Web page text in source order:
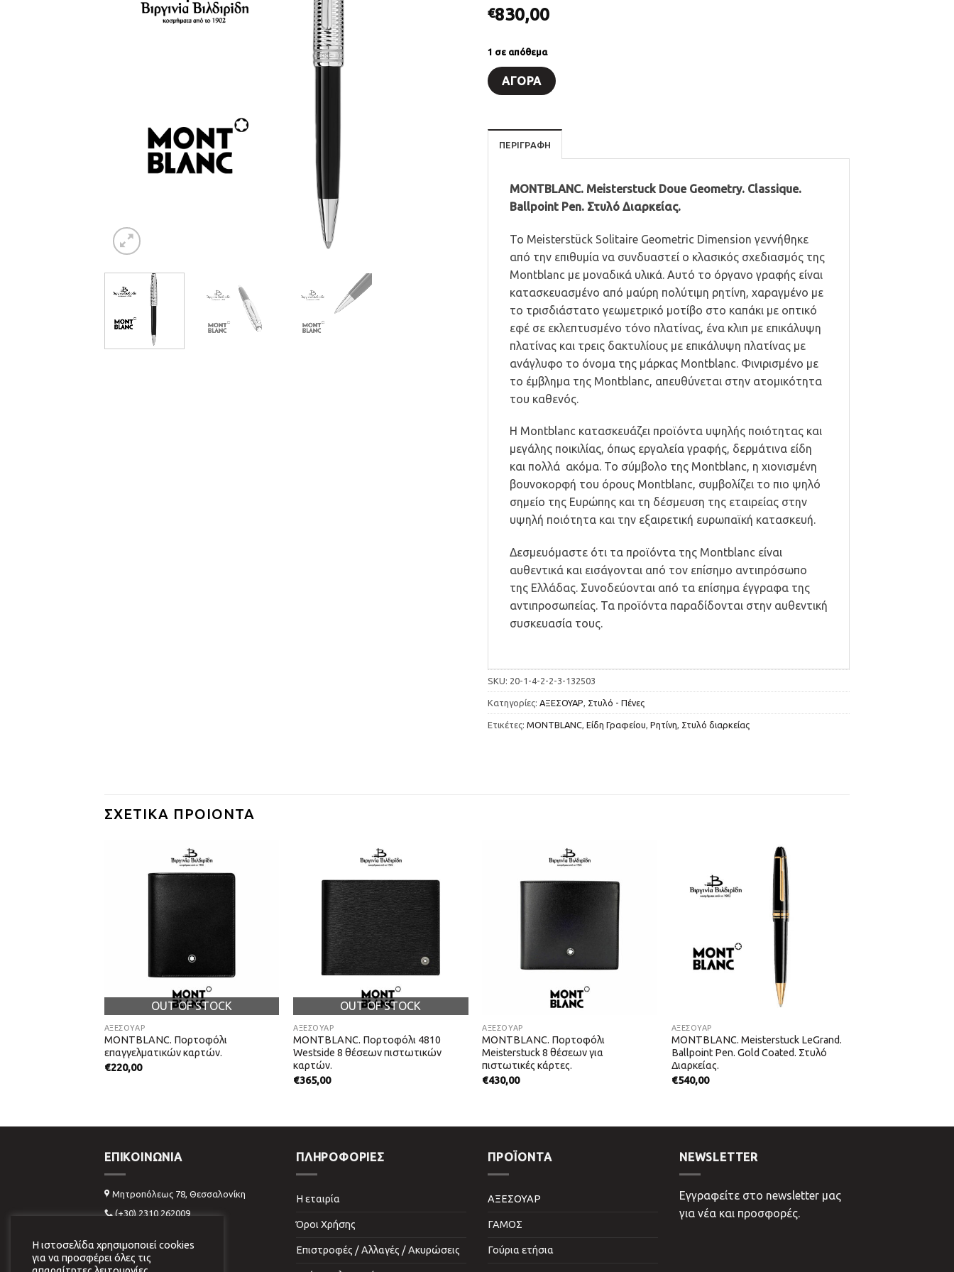
€830,00
1 σε απόθεμα
ΑΓΟΡΆ
ΠΕΡΙΓΡΑΦΗ
MONTBLANC. Meisterstuck Doue Geometry. Classique.
Ballpoint Pen. Στυλό Διαρκείας.
Το Meisterstück Solitaire Geometric Dimension γεννήθηκε
από την επιθυμία να συνδυαστεί ο κλασικός σχεδιασμός της
Montblanc με μοναδικά υλικά. Αυτό το όργανο γραφής είναι
κατασκευασμένο από μαύρη πολύτιμη ρητίνη, χαραγμένο με
το τρισδιάστατο γεωμετρικό μοτίβο στο καπάκι με οπτικό
εφέ σε εκλεπτυσμένο τόνο πλατίνας, ένα κλιπ με επικάλυψη
πλατίνας και τρεις δακτυλίους με επικάλυψη πλατίνας με
ανάγλυφο το όνομα της μάρκας Montblanc. Φινιρισμένο με
το έμβλημα της Montblanc, απευθύνεται στην ατομικότητα
του καθενός.
Η Montblanc κατασκευάζει προϊόντα υψηλής ποιότητας και
μεγάλης ποικιλίας, όπως εργαλεία γραφής, δερμάτινα είδη
και πολλά ακόμα. Το σύμβολο της Montblanc, η χιονισμένη
βουνοκορφή του όρους Montblanc, συμβολίζει το πιο ψηλό
σημείο της Ευρώπης και τη δέσμευση της εταιρείας στην
υψηλή ποιότητα και την εξαιρετική ευρωπαϊκή κατασκευή.
Δεσμευόμαστε ότι τα προϊόντα της Montblanc είναι
αυθεντικά και εισάγονται από τον επίσημο αντιπρόσωπο
της Ελλάδας. Συνοδεύονται από τα επίσημα έγγραφα της
αντιπροσωπείας. Τα προϊόντα παραδίδονται στην αυθεντική
συσκευασία τους.
SKU: 20-1-4-2-2-3-132503
Κατηγορίες: ΑΞΕΣΟΥΑΡ, Στυλό - Πένες
Ετικέτες: MONTBLANC, Είδη Γραφείου, Ρητίνη, Στυλό διαρκείας
ΣΧΕΤΙΚΆ ΠΡΟΙΌΝΤΑ
OUT OF STOCK
ΑΞΕΣΟΥΑΡ
MONTBLANC. Πορτοφόλι
επαγγελματικών καρτών.
€220,00
OUT OF STOCK
ΑΞΕΣΟΥΑΡ
MONTBLANC. Πορτοφόλι 4810
Westside 8 θέσεων πιστωτικών
καρτών.
€365,00
ΑΞΕΣΟΥΑΡ
MONTBLANC. Πορτοφόλι
Meisterstuck 8 θέσεων για
πιστωτικές κάρτες.
€430,00
ΑΞΕΣΟΥΑΡ
MONTBLANC. Meisterstuck LeGrand.
Ballpoint Pen. Gold Coated. Στυλό
Διαρκείας.
€540,00
ΕΠΙΚΟΙΝΩΝΊΑ
Μητροπόλεως 78, Θεσσαλονίκη
(+30) 2310 262009
ΠΛΗΡΟΦΟΡΙΕΣ
Η εταιρία
Όροι Χρήσης
Επιστροφές / Αλλαγές / Ακυρώσεις
ΠΡΟΪΌΝΤΑ
ΑΞΕΣΟΥΑΡ
ΓΑΜΟΣ
Γούρια ετήσια
NEWSLETTER
Εγγραφείτε στο newsletter μας
για νέα και προσφορές.
Η ιστοσελίδα χρησιμοποιεί cookies
για να προσφέρει όλες τις